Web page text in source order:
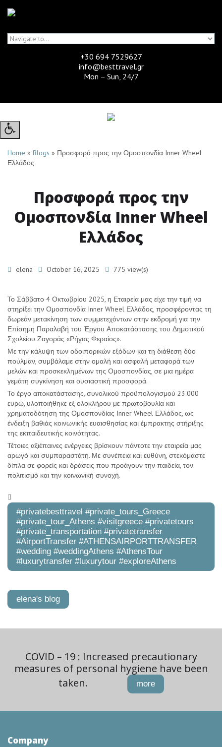
+30 694 7529627
info@besttravel.gr
Mon – Sun, 24/7
-
Toggle
-
Toggle
Underline
Links:
-
Toggle
Home » Blogs » Προσφορά προς την Ομοσπονδία Inner Wheel
Ελλάδος
Προσφορά προς την
Ομοσπονδία Inner Wheel
Ελλάδος
elena October 16, 2025 775 view(s)
Το Σάββατο 4 Οκτωβρίου 2025, η Εταιρεία μας είχε την τιμή να
στηρίξει την Ομοσπονδία Inner Wheel Ελλάδος, προσφέροντας τη
δωρεάν μετακίνηση των συμμετεχόντων στην εκδρομή για την
Επίσημη Παραλαβή του Έργου Αποκατάστασης του Δημοτικού
Σχολείου Ζαγοράς «Ρήγας Φεραίος».
Με την κάλυψη των οδοιπορικών εξόδων και τη διάθεση δύο
πούλμαν, συμβάλαμε στην ομαλή και ασφαλή μεταφορά των
μελών και προσκεκλημένων της Ομοσπονδίας, σε μια ημέρα
γεμάτη συγκίνηση και ουσιαστική προσφορά.
Το έργο αποκατάστασης, συνολικού προϋπολογισμού 23.000
ευρώ, υλοποιήθηκε εξ ολοκλήρου με πρωτοβουλία και
χρηματοδότηση της Ομοσπονδίας Inner Wheel Ελλάδος, ως
ένδειξη βαθιάς κοινωνικής ευαισθησίας και έμπρακτης στήριξης
της εκπαιδευτικής κοινότητας.
Τέτοιες αξιέπαινες ενέργειες βρίσκουν πάντοτε την εταιρεία μας
αρωγό και συμπαραστάτη. Με συνέπεια και ευθύνη, στεκόμαστε
δίπλα σε φορείς και δράσεις που προάγουν την παιδεία, τον
πολιτισμό και την κοινωνική συνοχή.
#privatebesttravel #private_tours_Greece
#private_tour_Athens #visitgreece #privatetours
#‎private_transportation‬ #‎privatetransfer
#AirportTransfer #ATHENSAIRPORTTRANSFER
#wedding #weddingAthens #AthensTour
#luxurytransfer #luxurytour #exploreAthens
elena's blog
COVID – 19 : Increased precautionary
measures of personal hygiene have been
taken.
more
Company